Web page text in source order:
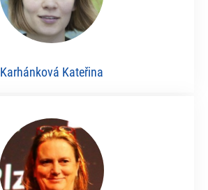
Karhánková Kateřina